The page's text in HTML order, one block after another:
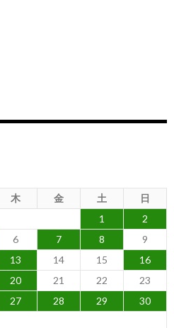
木 金 土
日
1
2
6 7 8
9
13 14 15
16
20 21 22
23
27 28 29
30